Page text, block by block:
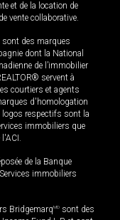
et de la location de
vente collaborative.
sont des marques
dont la National
de l’immobilier
servent à
courtiers et agents
d'homologation
respectifs sont la
immobiliers que
de la Banque
immobiliers
BridgemarqMD sont des